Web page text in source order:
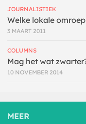
JOURNALISTIEK
Welke lokale
3 MAART 2011
COLUMNS
Mag het wat
10 NOVEMBER 2014
MEER